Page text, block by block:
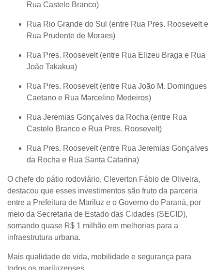
Rua Castelo Branco)
Rua Rio Grande do Sul (entre Rua Pres. Roosevelt e
Rua Prudente de Moraes)
Rua Pres. Roosevelt (entre Rua Elizeu Braga e Rua
João Takakua)
Rua Pres. Roosevelt (entre Rua João M. Domingues
Caetano e Rua Marcelino Medeiros)
Rua Jeremias Gonçalves da Rocha (entre Rua
Castelo Branco e Rua Pres. Roosevelt)
Rua Pres. Roosevelt (entre Rua Jeremias Gonçalves
da Rocha e Rua Santa Catarina)
O chefe do pátio rodoviário, Cleverton Fábio de Oliveira,
destacou que esses investimentos são fruto da parceria
entre a Prefeitura de Mariluz e o Governo do Paraná, por
meio da Secretaria de Estado das Cidades (SECID),
somando quase R$ 1 milhão em melhorias para a
infraestrutura urbana.
Mais qualidade de vida, mobilidade e segurança para